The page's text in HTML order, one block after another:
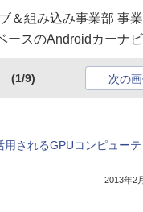
＆組み込み事業部 事
ースのAndroidカーナビ
(1/9) 次の
されるGPUコンピューテ
2013年2